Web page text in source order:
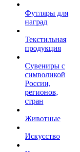
Футляры для
наград
Текстильная
продукция
Сувениры с
символикой
России,
регионов,
стран
Животные
Искусство